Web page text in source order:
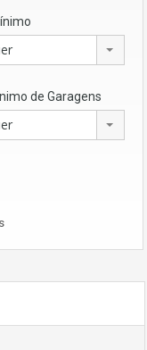
de Garagens